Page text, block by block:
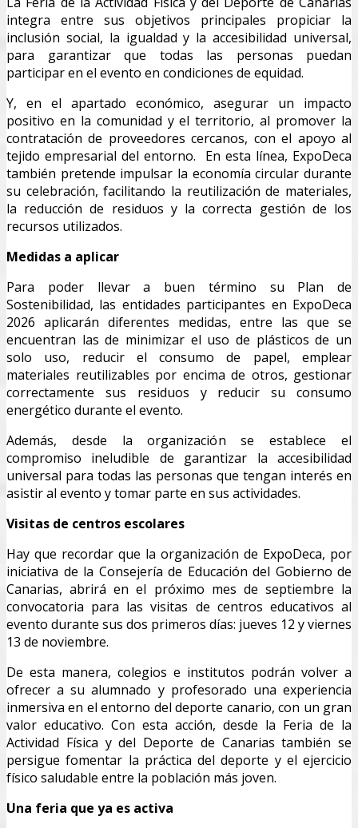
integra entre sus objetivos principales propiciar la
inclusión social, la igualdad y la accesibilidad universal,
para garantizar que todas las personas puedan
participar en el evento en condiciones de equidad.
Y, en el apartado económico, asegurar un impacto
positivo en la comunidad y el territorio, al promover la
contratación de proveedores cercanos, con el apoyo al
tejido empresarial del entorno. En esta línea, ExpoDeca
también pretende impulsar la economía circular durante
su celebración, facilitando la reutilización de materiales,
la reducción de residuos y la correcta gestión de los
recursos utilizados.
Medidas a aplicar
Para poder llevar a buen término su Plan de
Sostenibilidad, las entidades participantes en ExpoDeca
2026 aplicarán diferentes medidas, entre las que se
encuentran las de minimizar el uso de plásticos de un
solo uso, reducir el consumo de papel, emplear
materiales reutilizables por encima de otros, gestionar
correctamente sus residuos y reducir su consumo
energético durante el evento.
Además, desde la organización se establece el
compromiso ineludible de garantizar la accesibilidad
universal para todas las personas que tengan interés en
asistir al evento y tomar parte en sus actividades.
Visitas de centros escolares
Hay que recordar que la organización de ExpoDeca, por
iniciativa de la Consejería de Educación del Gobierno de
Canarias, abrirá en el próximo mes de septiembre la
convocatoria para las visitas de centros educativos al
evento durante sus dos primeros días: jueves 12 y viernes
13 de noviembre.
De esta manera, colegios e institutos podrán volver a
ofrecer a su alumnado y profesorado una experiencia
inmersiva en el entorno del deporte canario, con un gran
valor educativo. Con esta acción, desde la Feria de la
Actividad Física y del Deporte de Canarias también se
persigue fomentar la práctica del deporte y el ejercicio
físico saludable entre la población más joven.
Una feria que ya es activa